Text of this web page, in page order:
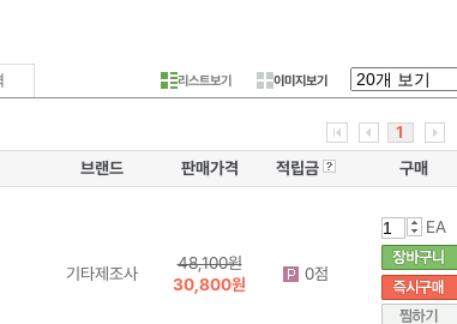
리스트보기 이미지보기
1
브랜드 판매가격 적립금 구매
기타제조사
48,100원
30,800원
0점
EA